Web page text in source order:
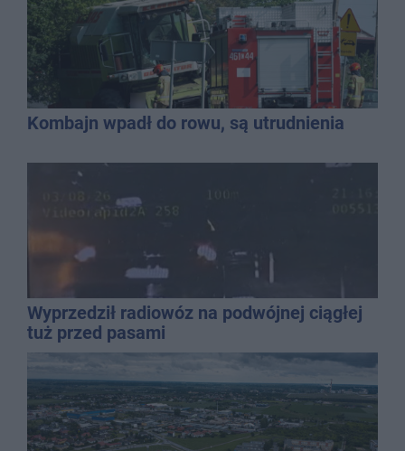
Kombajn wpadł do rowu, są utrudnienia
Wyprzedził radiowóz na podwójnej ciągłej
tuż przed pasami